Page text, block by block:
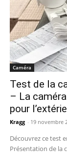
Caméra
Test de la
– La
pour
Kragg - 19 novembre
Découvrez ce test
Présentation de la